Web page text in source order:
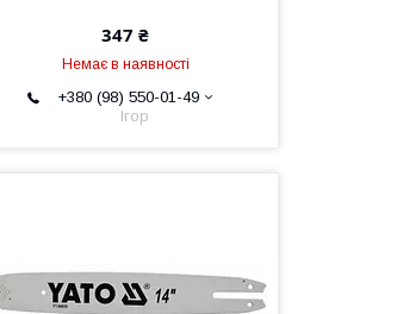
347 ₴
Немає в наявності
+380 (98) 550-01-49
Ігор